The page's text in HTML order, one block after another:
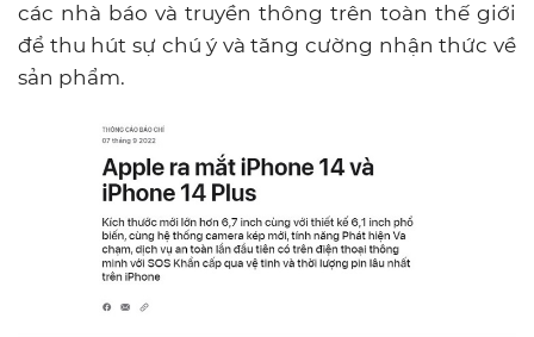
các nhà báo và truyền thông trên toàn thế giới
để thu hút sự chú ý và tăng cường nhận thức về
sản phẩm.